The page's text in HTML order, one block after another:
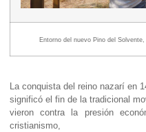
Entorno del nuevo Pino del
La conquista del reino nazarí en
significó el fin de la tradicional
vieron contra la presión
cristianismo,